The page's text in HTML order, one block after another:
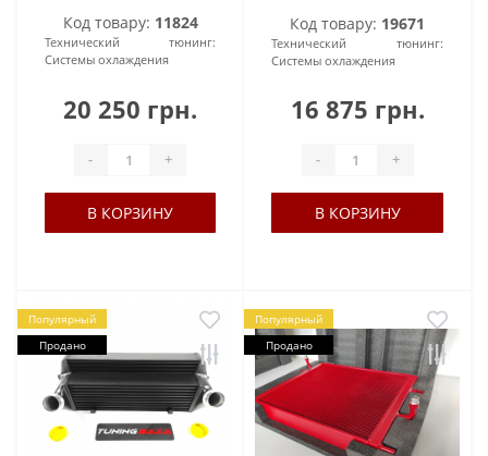
Код товару: 11824
Технический тюнинг:
Системы охлаждения
20 250 грн.
- +
В КОРЗИНУ
Код товару: 19671
Технический тюнинг:
Системы охлаждения
16 875 грн.
- +
В КОРЗИНУ
Популярный
Продано
Популярный
Продано